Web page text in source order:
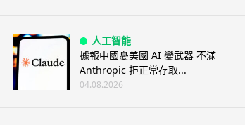
人工智能
據報中國憂美國 AI 變武器 不滿
Anthropic 拒正常存取...
04.08.2026